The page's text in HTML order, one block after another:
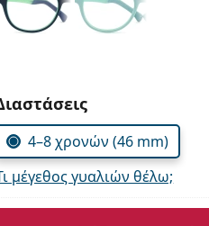
τις
4–8 χρονών (46 mm)
μέγεθος γυαλιών θέλω;